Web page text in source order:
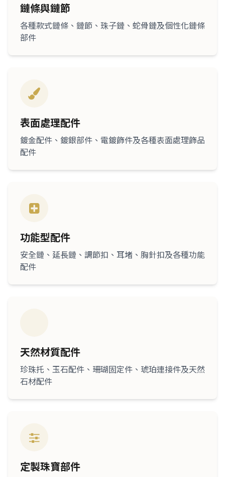
鏈條與鏈節
各種款式鏈條、鏈節、珠子鏈、蛇骨鏈及個性化鏈條
部件
表面處理配件
鍍金配件、鍍銀部件、電鍍飾件及各種表面處理飾品
配件
功能型配件
安全鏈、延長鏈、調節扣、耳堵、胸針扣及各種功能
配件
天然材質配件
珍珠托、玉石配件、珊瑚固定件、琥珀連接件及天然
石材配件
定製珠寶部件